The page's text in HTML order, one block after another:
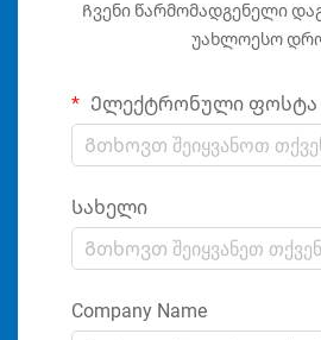
Ჩვენი წარმომადგენელი
უახლოესო
Ელექტრონული ფოსტა
Სახელი
Company Name